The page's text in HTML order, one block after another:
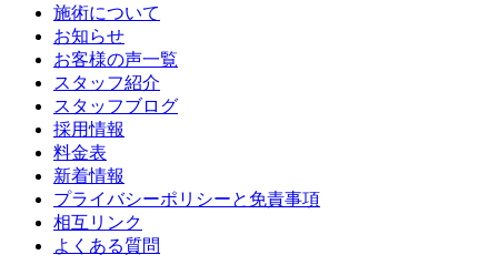
施術について
お知らせ
お客様の声一覧
スタッフ紹介
スタッフブログ
採用情報
料金表
新着情報
プライバシーポリシーと免責事項
相互リンク
よくある質問